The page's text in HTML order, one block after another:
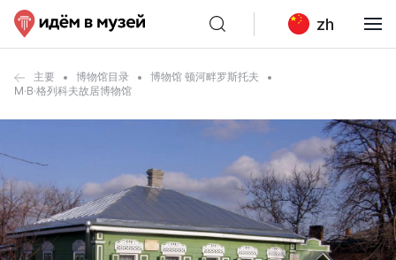
zh
主要 博物馆目录
博物馆 顿河畔罗斯托夫
M·B·格列科夫故居博物馆